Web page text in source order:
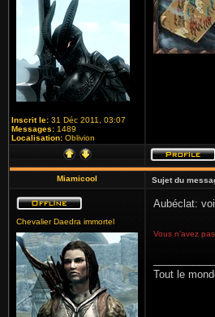
Inscrit le: 31 Déc 2011, 03:07
Messages: 1489
Localisation: Oblivion
Miamicool Sujet du
Chevalier Daedra immortel
Aubéclat:
Vous n’avez
Tout le